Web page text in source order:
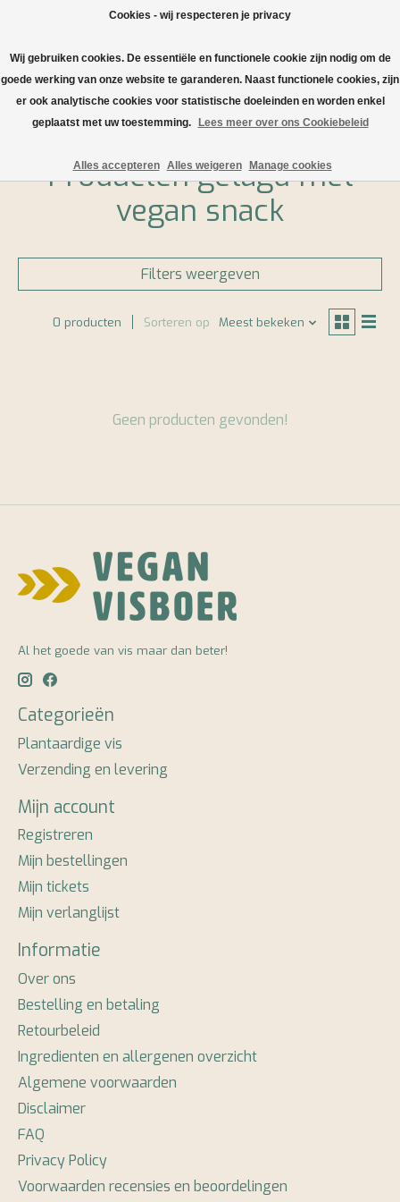
Verlanglijst
Home / Tags / vegan snack
Producten getagd met
vegan snack
Filters weergeven
0 producten Sorteren op Meest bekeken
Geen producten gevonden!
Al het goede van vis maar dan beter!
Categorieën
Plantaardige vis
Verzending en levering
Mijn account
Registreren
Mijn bestellingen
Mijn tickets
Mijn verlanglijst
Informatie
Over ons
Bestelling en betaling
Retourbeleid
Ingredienten en allergenen overzicht
Algemene voorwaarden
Disclaimer
FAQ
Privacy Policy
Voorwaarden recensies en beoordelingen
Cookies - wij respecteren je privacy
Wij gebruiken cookies. De essentiële en functionele cookie zijn nodig om de
goede werking van onze website te garanderen. Naast functionele cookies, zijn
er ook analytische cookies voor statistische doeleinden en worden enkel
geplaatst met uw toestemming.
Lees meer over ons Cookiebeleid
Alles accepteren Alles weigeren Manage cookies